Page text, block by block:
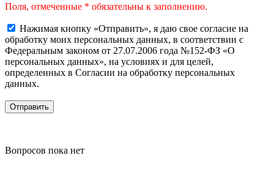
Поля, отмеченные * обязательны к заполнению.
Нажимая кнопку «Отправить», я даю свое согласие на
обработку моих персональных данных, в соответствии с
Федеральным законом от 27.07.2006 года №152-ФЗ «О
персональных данных», на условиях и для целей,
определенных в Согласии на обработку персональных
данных.
Вопросов пока нет